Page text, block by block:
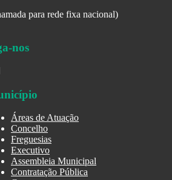
para rede fixa nacional)
nos
Áreas de Atuação
Concelho
Freguesias
Executivo
Assembleia Municipal
Contratação Pública